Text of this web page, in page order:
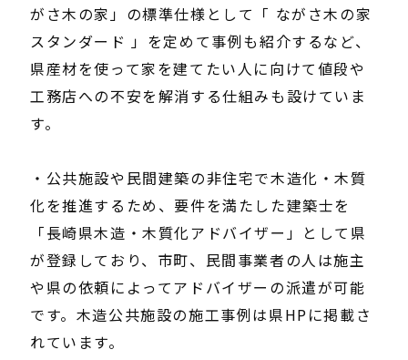
がさ木の家」の標準仕様として「 ながさ木の家
スタンダード 」を定めて事例も紹介するなど、
県産材を使って家を建てたい人に向けて値段や
工務店への不安を解消する仕組みも設けていま
す。
・公共施設や民間建築の非住宅で木造化・木質
化を推進するため、要件を満たした建築士を
「長崎県木造・木質化アドバイザー」として県
が登録しており、市町、民間事業者の人は施主
や県の依頼によってアドバイザーの派遣が可能
です。木造公共施設の施工事例は県HPに掲載さ
れています。